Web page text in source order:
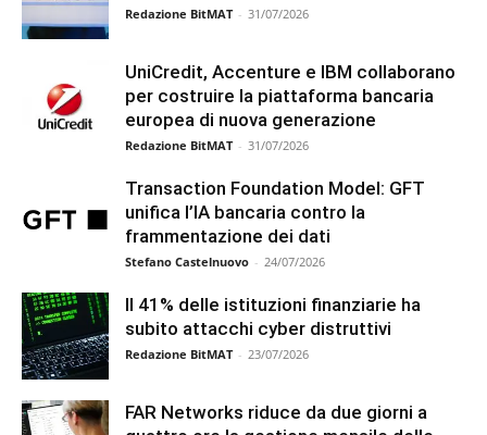
Redazione BitMAT - 31/07/2026
UniCredit, Accenture e IBM collaborano
per costruire la piattaforma bancaria
europea di nuova generazione
Redazione BitMAT - 31/07/2026
Transaction Foundation Model: GFT
unifica l’IA bancaria contro la
frammentazione dei dati
Stefano Castelnuovo - 24/07/2026
Il 41% delle istituzioni finanziarie ha
subito attacchi cyber distruttivi
Redazione BitMAT - 23/07/2026
FAR Networks riduce da due giorni a